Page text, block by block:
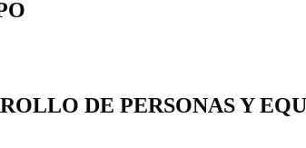
DE PERSONAS Y